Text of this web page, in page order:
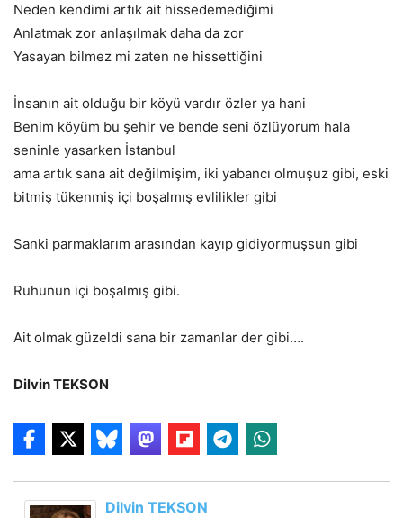
Neden kendimi artık ait hissedemediğimi
Anlatmak zor anlaşılmak daha da zor
Yasayan bilmez mi zaten ne hissettiğini
İnsanın ait olduğu bir köyü vardır özler ya hani
Benim köyüm bu şehir ve bende seni özlüyorum hala
seninle yasarken İstanbul
ama artık sana ait değilmişim, iki yabancı olmuşuz gibi, eski
bitmiş tükenmiş içi boşalmış evlilikler gibi
Sanki parmaklarım arasından kayıp gidiyormuşsun gibi
Ruhunun içi boşalmış gibi.
Ait olmak güzeldi sana bir zamanlar der gibi….
Dilvin TEKSON
Dilvin TEKSON